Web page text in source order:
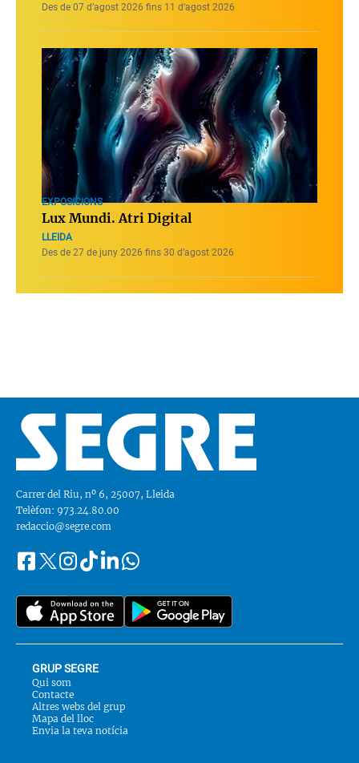
Des de 07 d’agost 2026 fins 11 d’agost 2026
EXPOSICIONS
Lux Mundi. Atri Digital
LLEIDA
Des de 27 de juny 2026 fins 30 d’agost 2026
Carrer del Riu, nº 6, 25007, Lleida
Telèfon: 973.24.80.00
redaccio@segre.com
Segueix-
a::
FacebookInstagram
TiktokLinkedinWhatsapp
GRUP SEGRE
Qui som
Contacte
Altres webs del grup
Mapa del lloc
Envia la teva notícia